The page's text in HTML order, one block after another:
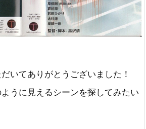
いてありがとうございました！
うに見えるシーンを探してみたい